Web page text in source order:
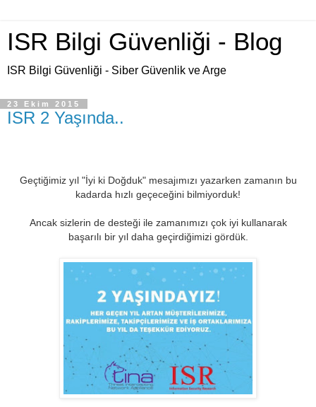
ISR Bilgi Güvenliği - Blog
ISR Bilgi Güvenliği - Siber Güvenlik ve Arge
23 Ekim 2015
ISR 2 Yaşında..
Geçtiğimiz yıl "İyi ki Doğduk" mesajımızı yazarken zamanın bu
kadarda hızlı geçeceğini bilmiyorduk!
Ancak sizlerin de desteği ile zamanımızı çok iyi kullanarak
başarılı bir yıl daha geçirdiğimizi gördük.